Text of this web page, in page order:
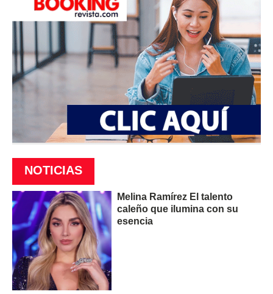
NOTICIAS
Melina Ramírez El talento
caleño que ilumina con su
esencia